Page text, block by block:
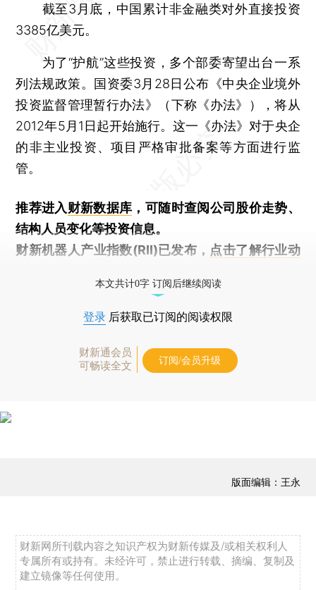
截至3月底，中国累计非金融类对外直接投资
3385亿美元。
为了“护航”这些投资，多个部委寄望出台一系
列法规政策。国资委3月28日公布《中央企业境外
投资监督管理暂行办法》（下称《办法》），将从
2012年5月1日起开始施行。这一《办法》对于央企
的非主业投资、项目严格审批备案等方面进行监
管。
推荐进入财新数据库 ，可随时查阅公司股价走势、
结构人员变化等投资信息。
财新机器人产业指数(RII)已发布， 点击了解行业动
本文共计0字 订阅后继续阅读
登录 后获取已订阅的阅读权限
财新通会员
可畅读全文
订阅/会员升级
版面编辑：王永
财新网所刊载内容之知识产权为财新传媒及/或相关权利人
专属所有或持有。未经许可，禁止进行转载、摘编、复制及
建立镜像等任何使用。